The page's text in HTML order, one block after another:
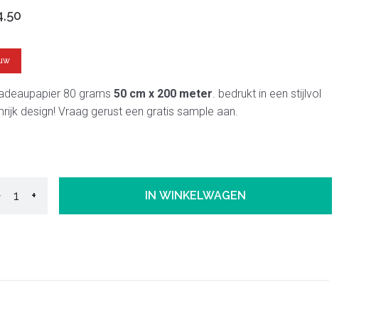
80 grams 50 cm x 200 meter . bedrukt in een stijlvol
design! Vraag gerust een gratis sample aan.
+ IN WINKELWAGEN